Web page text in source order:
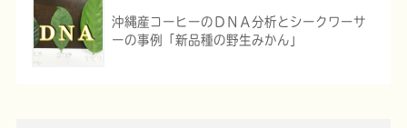
沖縄産コーヒーのＤＮＡ分析とシークワーサ
ーの事例「新品種の野生みかん」